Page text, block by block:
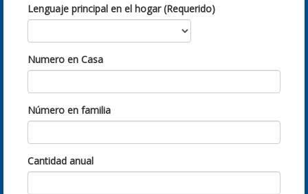
Lenguaje principal en el hogar (Requerido)
Numero en Casa
Número en familia
Cantidad anual